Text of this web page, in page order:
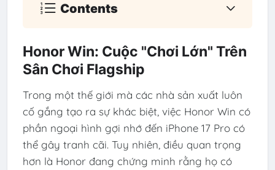
Contents
Honor Win: Cuộc "Chơi Lớn" Trên
Sân Chơi Flagship
Trong một thế giới mà các nhà sản xuất luôn
cố gắng tạo ra sự khác biệt, việc Honor Win có
phần ngoại hình gợi nhớ đến iPhone 17 Pro có
thể gây tranh cãi. Tuy nhiên, điều quan trọng
hơn là Honor đang chứng minh rằng họ có